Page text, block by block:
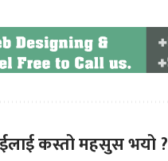
कस्तो महसुस भयो ?